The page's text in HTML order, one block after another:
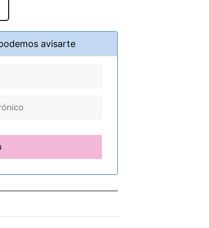
avisarte